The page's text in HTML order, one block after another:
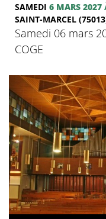
SAMEDI 6 MARS 2027
SAINT-MARCEL
Samedi 06 mars
COGE